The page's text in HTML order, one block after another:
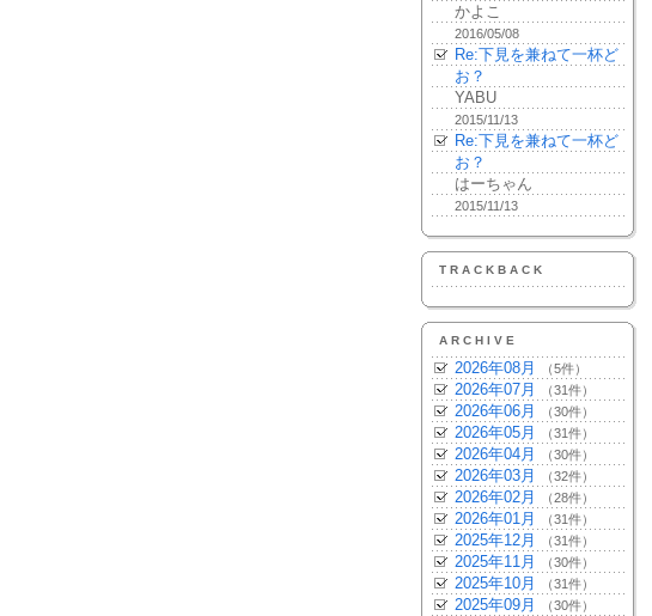
かよこ
2016/05/08
Re:下見を兼ねて一杯ど
お？
YABU
2015/11/13
Re:下見を兼ねて一杯ど
お？
はーちゃん
2015/11/13
TRACKBACK
ARCHIVE
2026年08月 （5件）
2026年07月 （31件）
2026年06月 （30件）
2026年05月 （31件）
2026年04月 （30件）
2026年03月 （32件）
2026年02月 （28件）
2026年01月 （31件）
2025年12月 （31件）
2025年11月 （30件）
2025年10月 （31件）
2025年09月 （30件）